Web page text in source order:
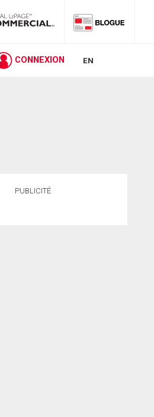
CONNEXION EN
PUBLICITÉ